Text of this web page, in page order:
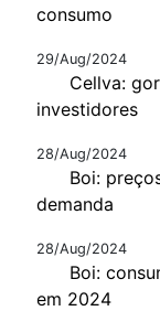
consumo
29/Aug/2024
Cellva:
investidores
28/Aug/2024
Boi:
demanda
28/Aug/2024
Boi:
em 2024